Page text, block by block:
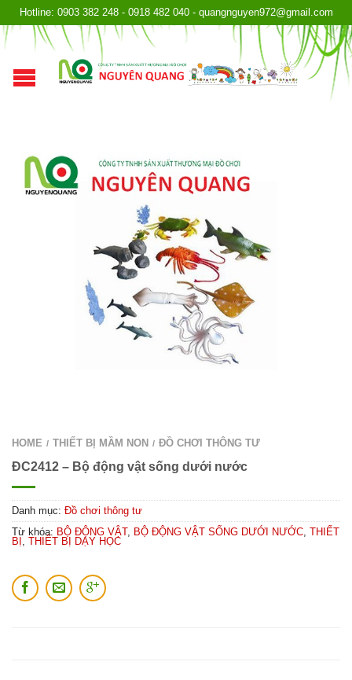
Hotline: 0903 382 248 - 0918 482 040 - quangnguyen972@gmail.com
HOME / THIẾT BỊ MẦM NON / ĐỒ CHƠI THÔNG TƯ
ĐC2412 – Bộ động vật sống dưới nước
Danh mục: Đồ chơi thông tư
Từ khóa: BỘ ĐỘNG VẬT, BỘ ĐỘNG VẬT SỐNG DƯỚI NƯỚC THIẾT
BỊ
THIẾT BỊ DẠY HỌC